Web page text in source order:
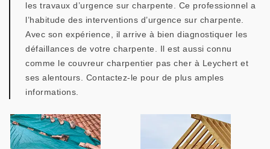
les travaux d’urgence sur charpente. Ce professionnel a
l’habitude des interventions d’urgence sur charpente.
Avec son expérience, il arrive à bien diagnostiquer les
défaillances de votre charpente. Il est aussi connu
comme le couvreur charpentier pas cher à Leychert et
ses alentours. Contactez-le pour de plus amples
informations.